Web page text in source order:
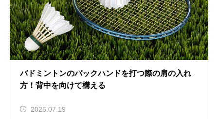
バドミントンのバックハンドを打つ際の肩の入れ
方！背中を向けて構える
2026.07.19